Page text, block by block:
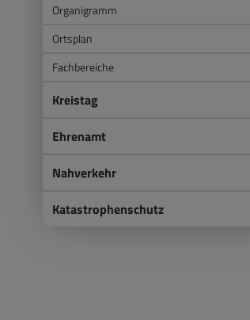
Organigramm
Ortsplan
Fachbereiche
Kreistag
Ehrenamt
Nahverkehr
Katastrophenschutz